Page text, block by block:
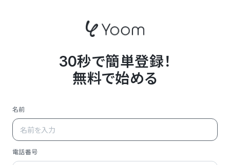
30秒で簡単登録！
無料で始める
名前
電話番号